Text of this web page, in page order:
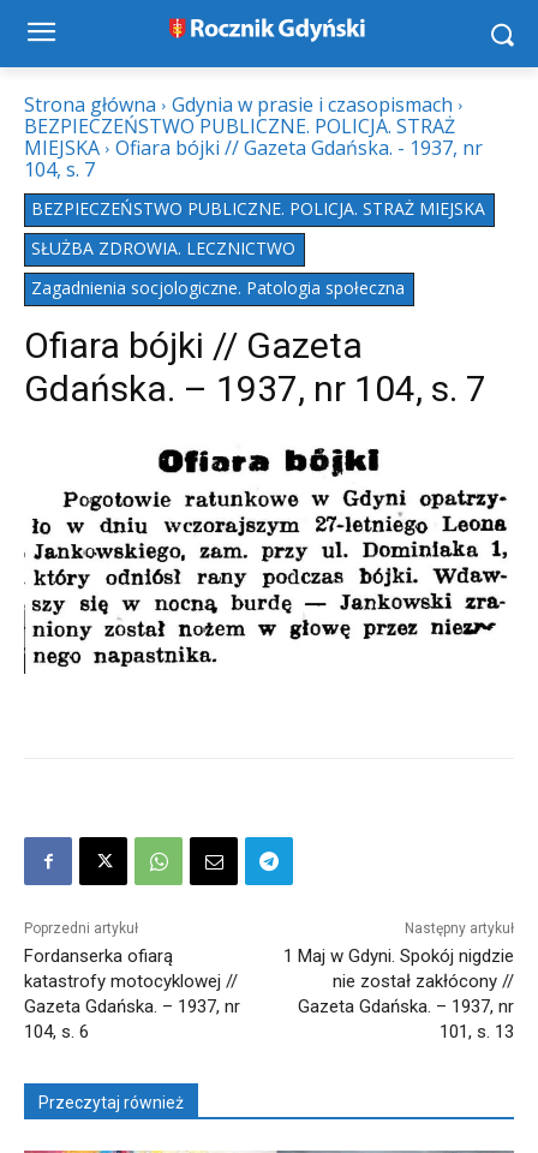
Strona główna
Gdynia w prasie i czasopismach
BEZPIECZEŃSTWO PUBLICZNE. POLICJA. STRAŻ
MIEJSKA Ofiara bójki // Gazeta Gdańska. - 1937, nr
104, s. 7
BEZPIECZEŃSTWO PUBLICZNE. POLICJA. STRAŻ MIEJSKA
SŁUŻBA ZDROWIA. LECZNICTWO
Zagadnienia socjologiczne. Patologia społeczna
Ofiara bójki // Gazeta
Gdańska. – 1937, nr 104, s. 7
Poprzedni artykuł
Fordanserka ofiarą
katastrofy motocyklowej //
Gazeta Gdańska. – 1937, nr
104, s. 6
Następny artykuł
1 Maj w Gdyni. Spokój nigdzie
nie został zakłócony //
Gazeta Gdańska. – 1937, nr
101, s. 13
Przeczytaj również